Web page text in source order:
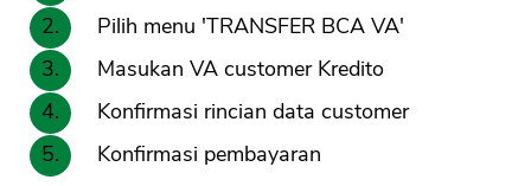
Pilih menu 'TRANSFER BCA VA'
Masukan VA customer Kredito
Konfirmasi rincian data customer
Konfirmasi pembayaran